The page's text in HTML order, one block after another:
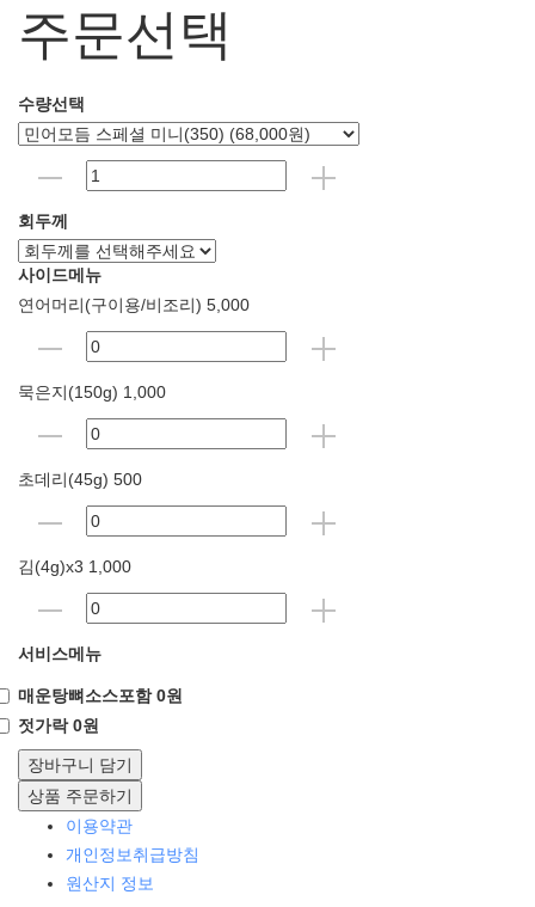
주문선택
수량선택
회두께
사이드메뉴
연어머리(구이용/비조리) 5,000
묵은지(150g) 1,000
초데리(45g) 500
김(4g)x3 1,000
서비스메뉴
매운탕뼈소스포함 0원
젓가락 0원
장바구니 담기
상품 주문하기
이용약관
개인정보취급방침
원산지 정보